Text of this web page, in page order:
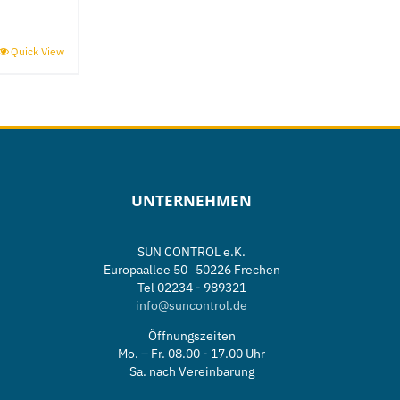
Quick View
UNTERNEHMEN
SUN CONTROL e.K.
Europaallee 50 50226 Frechen
Tel 02234 - 989321
info@suncontrol.de
Öffnungszeiten
Mo. – Fr. 08.00 - 17.00 Uhr
Sa. nach Vereinbarung